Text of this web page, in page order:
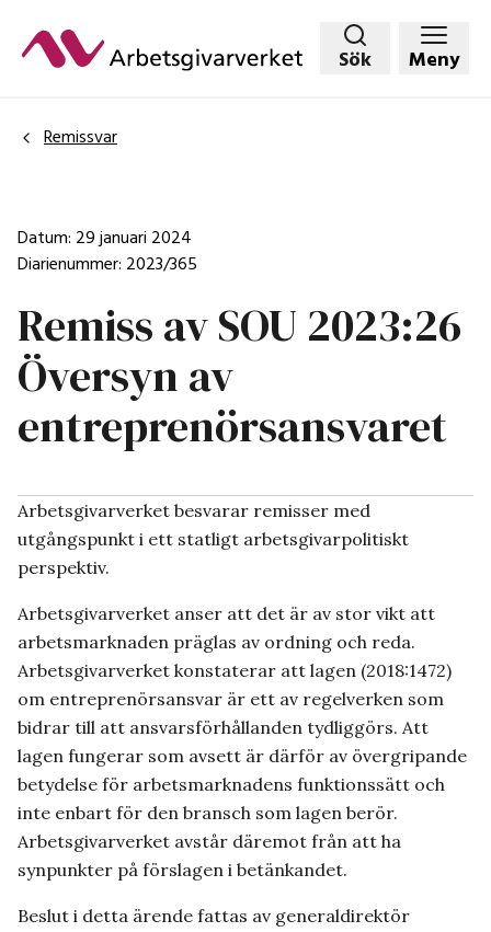
Sök Meny
Remissvar
Datum: 29 januari 2024
Diarienummer: 2023/365
Remiss av SOU 2023:26
Översyn av
entreprenörsansvaret
Arbetsgivarverket besvarar remisser med
utgångspunkt i ett statligt arbetsgivarpolitiskt
perspektiv.
Arbetsgivarverket anser att det är av stor vikt att
arbetsmarknaden präglas av ordning och reda.
Arbetsgivarverket konstaterar att lagen (2018:1472)
om entreprenörsansvar är ett av regelverken som
bidrar till att ansvarsförhållanden tydliggörs. Att
lagen fungerar som avsett är därför av övergripande
betydelse för arbetsmarknadens funktionssätt och
inte enbart för den bransch som lagen berör.
Arbetsgivarverket avstår däremot från att ha
synpunkter på förslagen i betänkandet.
Beslut i detta ärende fattas av generaldirektör